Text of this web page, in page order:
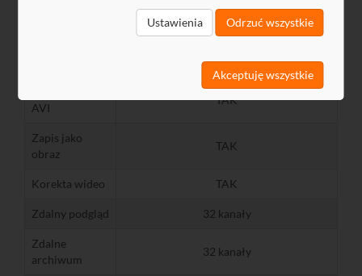
Ustawienia Odrzuć wszystkie
Akceptuję wszystkie
32 kanały
AVI
TAK
Zapis jako
obraz
TAK
Korekta wideo TAK
Zdalny podgląd 32 kanały
Zdalne
archiwum
32 kanały